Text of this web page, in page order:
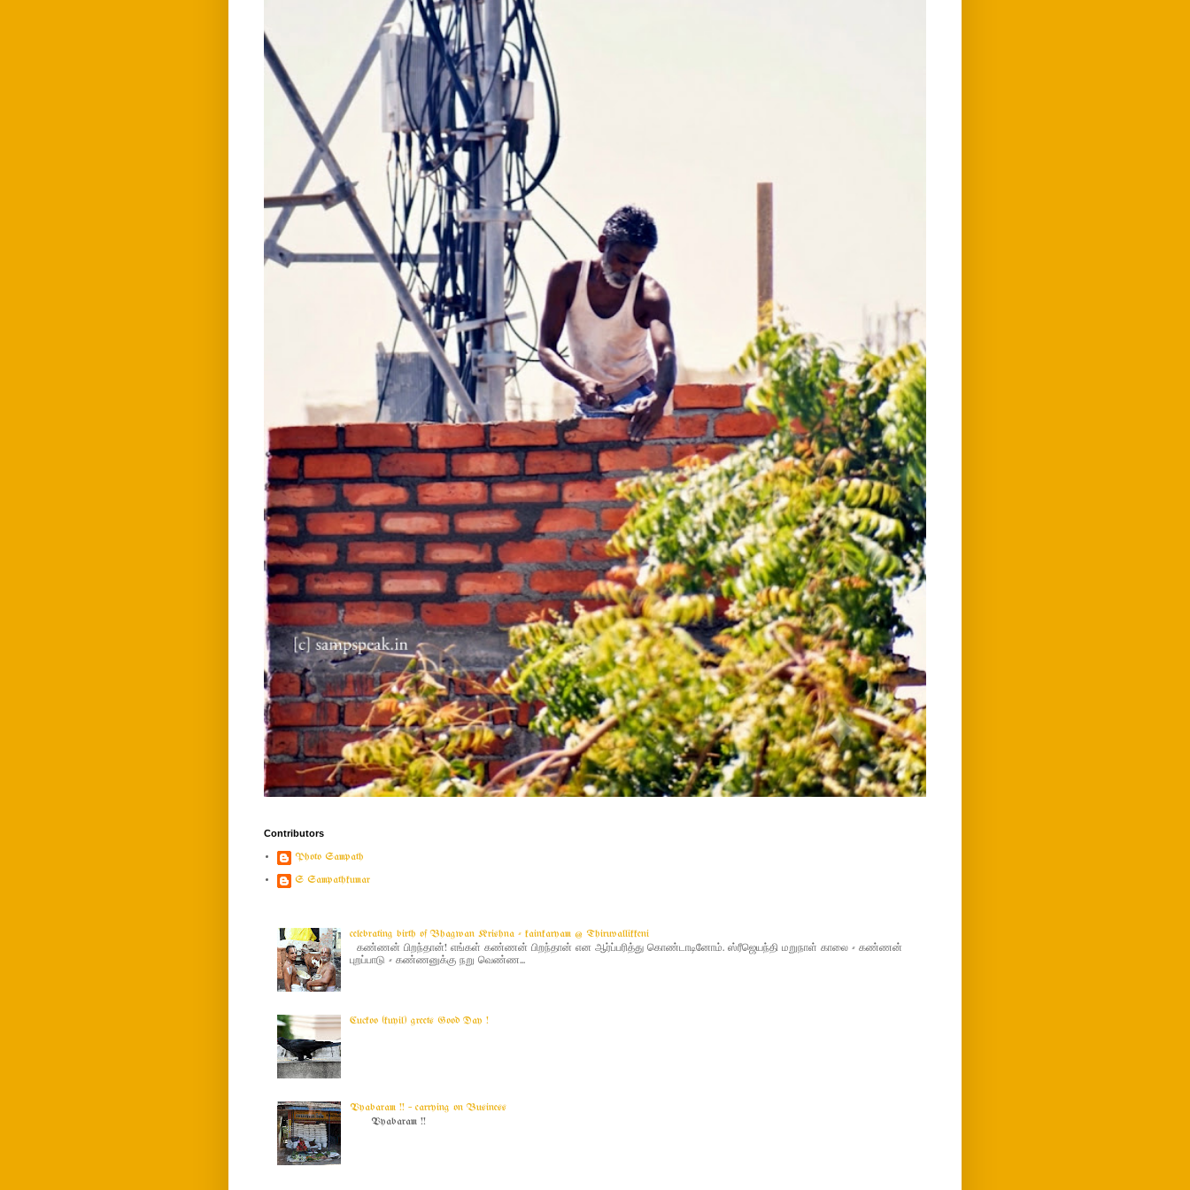
Contributors
Photo Sampath
S Sampathkumar
celebrating birth of Bhagwan Krishna - kainkaryam @ Thiruvallikkeni
கண்ணன் பிறந்தான்! எங்கள் கண்ணன் பிறந்தான் என ஆர்ப்பரித்து கொண்டாடினோம். ஸ்ரீஜெயந்தி மறுநாள் காலை - கண்ணன்
புறப்பாடு - கண்ணனுக்கு நறு வெண்ண...
Cuckoo (kuyil) greets Good Day !
Vyabaram !! ~ carrying on Business
Vyabaram !!